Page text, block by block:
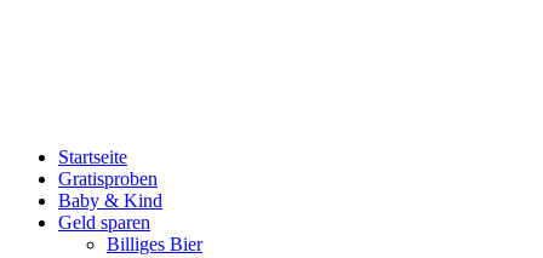
Startseite
Gratisproben
Baby & Kind
Geld sparen
Billiges Bier